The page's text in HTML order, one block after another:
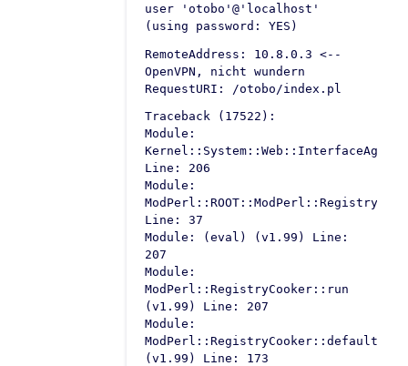
user 'otobo'@'localhost'
(using password: YES)
RemoteAddress: 10.8.0.3 <--
OpenVPN, nicht wundern
RequestURI: /otobo/index.pl
Traceback (17522):
Module:
Line: 206
Module:
Line: 37
Module: (eval) (v1.99) Line:
207
Module:
ModPerl::RegistryCooker::run
(v1.99) Line: 207
Module:
(v1.99) Line: 173